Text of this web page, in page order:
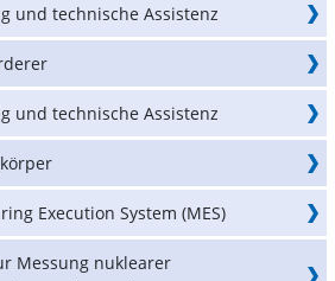
und technische Assistenz
und technische Assistenz
Execution System (MES)
Messung nuklearer